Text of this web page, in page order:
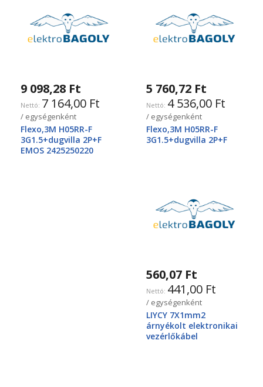
9 098,28 Ft
7 164,00 Ft
/ egységenként
Flexo,3M H05RR-F
3G1.5+dugvilla 2P+F
EMOS 2425250220
5 760,72 Ft
4 536,00 Ft
/ egységenként
Flexo,3M H05RR-F
3G1.5+dugvilla 2P+F
560,07 Ft
441,00 Ft
/ egységenként
LIYCY 7X1mm2
árnyékolt elektronikai
vezérlőkábel